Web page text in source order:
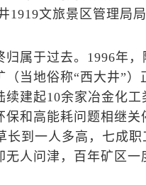
1919文旅景区管理局
属于过去。1996年，
（当地俗称“西大井”）
续建起10余家冶金化工
保和高能耗问题相继关
长到一人多高，七成职
无人问津，百年矿区一